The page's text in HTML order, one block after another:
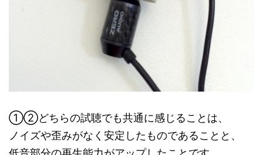
①②どちらの試聴でも共通に感じることは、
ノイズや歪みがなく安定したものであることと、